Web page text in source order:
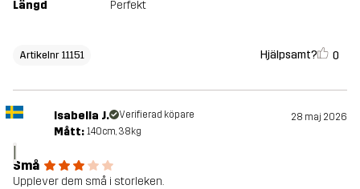
Längd Perfekt
Artikelnr 11151 Hjälpsamt? 0
I
Isabella J. Verifierad köpare 28 maj 2026
Mått: 140cm, 38kg
Små
Upplever dem små i storleken.